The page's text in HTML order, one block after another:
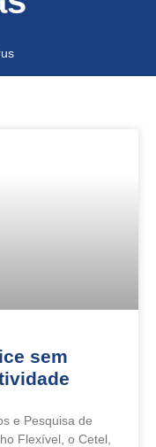
sem
e Pesquisa de
Flexível, o Cetel,